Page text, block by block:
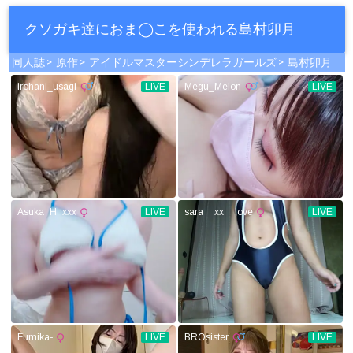
クソガキ達におま◯こを使われる島村卯月
同人誌 原作 アイドルマスターシンデレラガールズ 島村卯月